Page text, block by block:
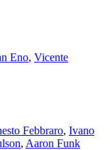
Eno, Vicente
Febbraro, Ivano
, Aaron Funk